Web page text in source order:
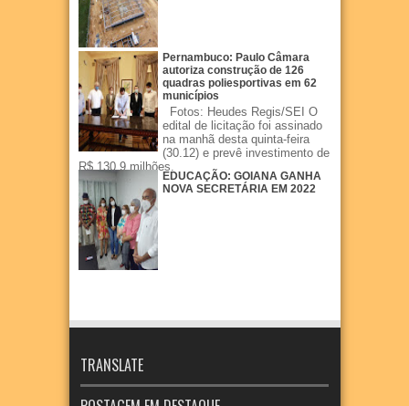
Pernambuco: Paulo Câmara
autoriza construção de 126
quadras poliesportivas em 62
municípios
Fotos: Heudes Regis/SEI O
edital de licitação foi assinado
na manhã desta quinta-feira
(30.12) e prevê investimento de
R$ 130,9 milhões.
EDUCAÇÃO: GOIANA GANHA
NOVA SECRETÁRIA EM 2022
TRANSLATE